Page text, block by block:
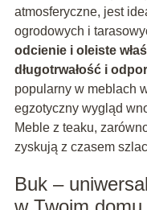
atmosferyczne, jest
ogrodowych i
odcienie i oleiste
długotrwałość i
popularny w meblach
egzotyczny wygląd
Meble z teaku,
zyskują z czasem
Buk –